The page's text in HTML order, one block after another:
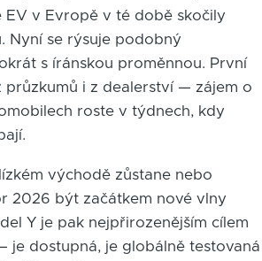
EV v Evropě v té době skočily
Nyní se rýsuje podobný
s íránskou proměnnou. První
průzkumů i z dealerství — zájem o
roste v týdnech, kdy
východě zůstane nebo
2026 být začátkem nové vlny
Y je pak nejpřirozenějším cílem
je dostupná, je globálně testovaná